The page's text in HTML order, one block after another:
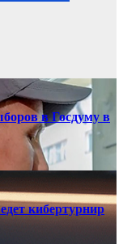
в Госдуму в
кибертурнир